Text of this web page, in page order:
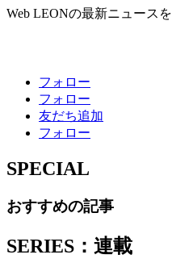
Web LEONの最新ニュース
フォロー
フォロー
友だち追加
フォロー
SPECIAL
おすすめの記事
SERIES：連載